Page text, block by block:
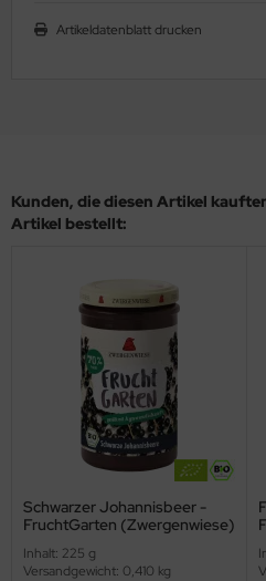
Artikeldatenblatt drucken
Kunden, die diesen Artikel
Artikel bestellt:
Schwarzer Johannisbeer -
FruchtGarten (Zwergenwiese)
Inhalt: 225 g
Versandgewicht: 0,410 kg